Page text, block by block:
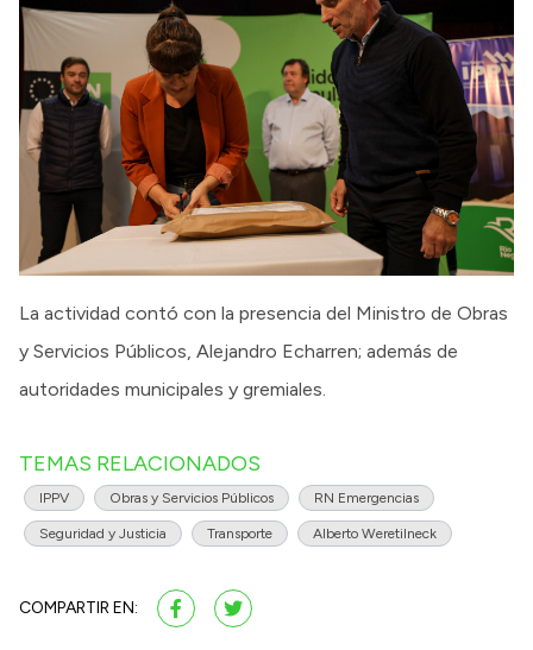
La actividad contó con la presencia del Ministro de Obras
y Servicios Públicos, Alejandro Echarren; además de
autoridades municipales y gremiales.
TEMAS RELACIONADOS
IPPV Obras y Servicios Públicos RN Emergencias
Seguridad y Justicia Transporte Alberto Weretilneck
COMPARTIR EN: